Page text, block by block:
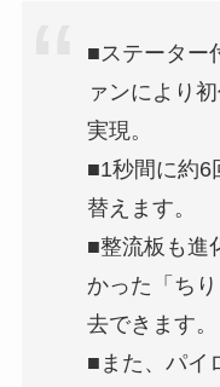
■ステーター
ァンにより
実現。
■1秒間に約6
替えます。
■整流板も進
かった「ち
去できます。
■また、パイ